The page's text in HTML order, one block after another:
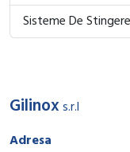
Sisteme De
Gilinoxs.r.l
Adresa